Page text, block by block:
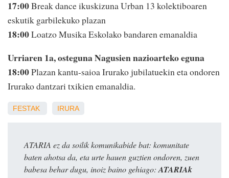
17:00Break dance ikuskizuna Urban 13 kolektiboaren
eskutik garbilekuko plazan
18:00Loatzo Musika Eskolako bandaren emanaldia
Urriaren 1a, osteguna Nagusien nazioarteko eguna
18:00Plazan kantu-saioa Irurako jubilatuekin eta ondoren
Irurako dantzari txikien emanaldia.
FESTAK IRURA
ATARIA ez da soilik komunikabide bat: komunitate
baten ahotsa da, eta urte hauen guztien ondoren, zuen
babesa behar dugu, inoiz baino gehiago: ATARIAk